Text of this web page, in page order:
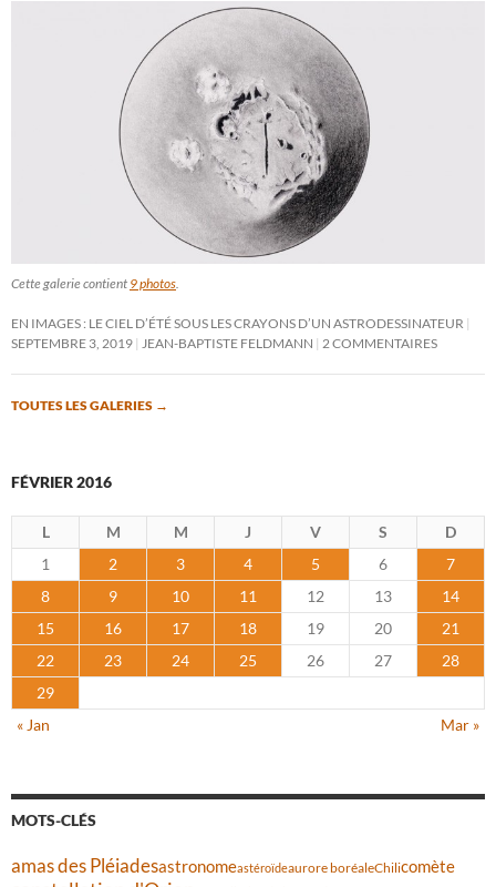
Cette galerie contient 9 photos.
EN IMAGES : LE CIEL D’ÉTÉ SOUS LES CRAYONS D’UN ASTRODESSINATEUR
SEPTEMBRE 3, 2019 JEAN-BAPTISTE FELDMANN 2 COMMENTAIRES
TOUTES LES GALERIES →
FÉVRIER 2016
L M M J V S
D
1
2 3 4 5 6
7
8
9 10 11 12 13
14
15
16 17 18 19 20
21
22
23 24 25 26 27
28
29
« Jan
Mar »
MOTS-CLÉS
amas des Pléiadesastronomeastéroïdeaurore boréaleChilicomète